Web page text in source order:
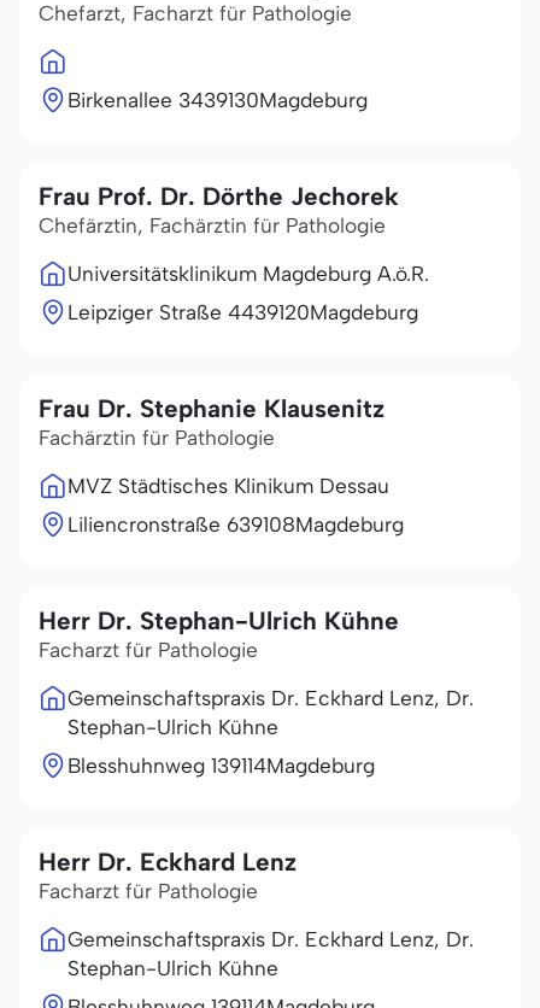
Chefarzt, Facharzt für Pathologie
Birkenallee 3439130Magdeburg
Frau Prof. Dr. Dörthe Jechorek
Chefärztin, Fachärztin für Pathologie
Universitätsklinikum Magdeburg A.ö.R.
Leipziger Straße 4439120Magdeburg
Frau Dr. Stephanie Klausenitz
Fachärztin für Pathologie
MVZ Städtisches Klinikum Dessau
Liliencronstraße 639108Magdeburg
Herr Dr. Stephan-Ulrich Kühne
Facharzt für Pathologie
Gemeinschaftspraxis Dr. Eckhard Lenz, Dr.
Stephan-Ulrich Kühne
Blesshuhnweg 139114Magdeburg
Herr Dr. Eckhard Lenz
Facharzt für Pathologie
Gemeinschaftspraxis Dr. Eckhard Lenz, Dr.
Stephan-Ulrich Kühne